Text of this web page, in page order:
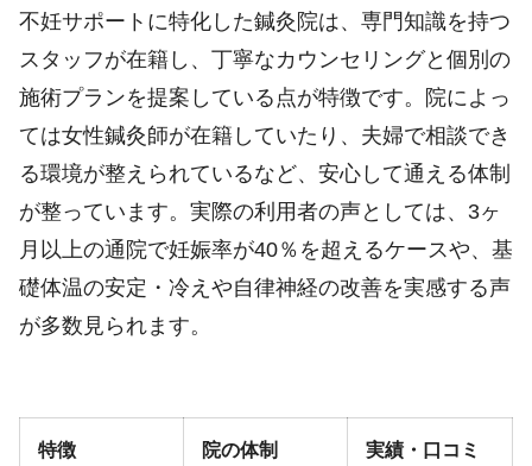
不妊サポートに特化した鍼灸院は、専門知識を持つ
スタッフが在籍し、丁寧なカウンセリングと個別の
施術プランを提案している点が特徴です。院によっ
ては女性鍼灸師が在籍していたり、夫婦で相談でき
る環境が整えられているなど、安心して通える体制
が整っています。実際の利用者の声としては、3ヶ
月以上の通院で妊娠率が40％を超えるケースや、基
礎体温の安定・冷えや自律神経の改善を実感する声
が多数見られます。
特徴 院の体制 実績・口コミ